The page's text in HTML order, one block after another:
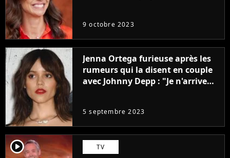
9 octobre 2023
Jenna Ortega furieuse après les
rumeurs qui la disent en couple
avec Johnny Depp : "Je n'arrive
5 septembre 2023
player2 TV